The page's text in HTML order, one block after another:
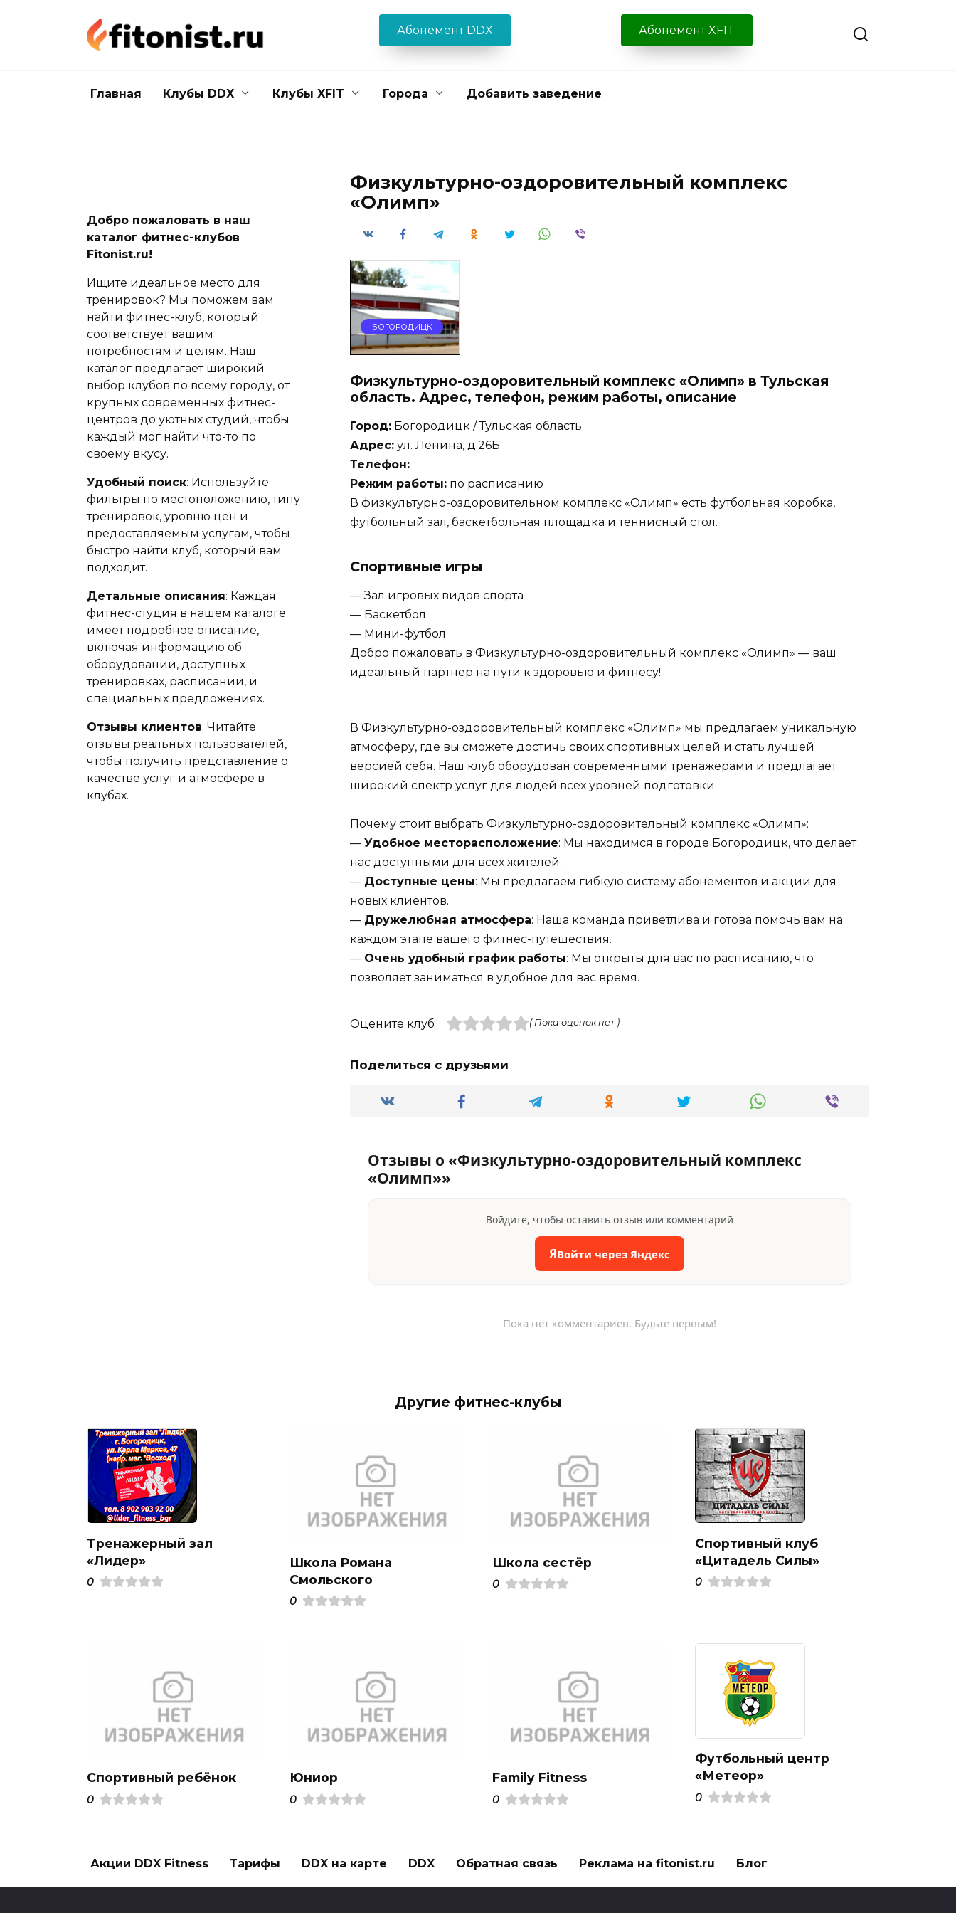
Абонемент DDX Абонемент XFIT
Главная Клубы DDX Клубы XFIT Города Добавить заведение
Физкультурно-оздоровительный комплекс
«Олимп»
БОГОРОДИЦК
Физкультурно-оздоровительный комплекс «Олимп» в Тульская
область. Адрес, телефон, режим работы, описание
Город: Богородицк / Тульская область
Адрес: ул. Ленина, д.26Б
Телефон:
Режим работы: по расписанию
В физкультурно-оздоровительном комплекс «Олимп» есть футбольная коробка,
футбольный зал, баскетбольная площадка и теннисный стол.
Спортивные игры
— Зал игровых видов спорта
— Баскетбол
— Мини-футбол
Добро пожаловать в Физкультурно-оздоровительный комплекс «Олимп» — ваш
идеальный партнер на пути к здоровью и фитнесу!
В Физкультурно-оздоровительный комплекс «Олимп» мы предлагаем уникальную
атмосферу, где вы сможете достичь своих спортивных целей и стать лучшей
версией себя. Наш клуб оборудован современными тренажерами и предлагает
широкий спектр услуг для людей всех уровней подготовки.
Почему стоит выбрать Физкультурно-оздоровительный комплекс «Олимп»:
— Удобное месторасположение: Мы находимся в городе Богородицк, что делает
нас доступными для всех жителей.
— Доступные цены: Мы предлагаем гибкую систему абонементов и акции для
новых клиентов.
— Дружелюбная атмосфера: Наша команда приветлива и готова помочь вам на
каждом этапе вашего фитнес-путешествия.
— Очень удобный график работы: Мы открыты для вас по расписанию, что
позволяет заниматься в удобное для вас время.
Оцените клуб ( Пока оценок нет )
Поделиться с друзьями
Отзывы о «Физкультурно-оздоровительный комплекс
«Олимп»»
Войдите, чтобы оставить отзыв или комментарий
ЯВойти через Яндекс
Пока нет комментариев. Будьте первым!
Добро пожаловать в наш
каталог фитнес-клубов
Fitonist.ru!
Ищите идеальное место для
тренировок? Мы поможем вам
найти фитнес-клуб, который
соответствует вашим
потребностям и целям. Наш
каталог предлагает широкий
выбор клубов по всему городу, от
крупных современных фитнес-
центров до уютных студий, чтобы
каждый мог найти что-то по
своему вкусу.
Удобный поиск: Используйте
фильтры по местоположению, типу
тренировок, уровню цен и
предоставляемым услугам, чтобы
быстро найти клуб, который вам
подходит.
Детальные описания: Каждая
фитнес-студия в нашем каталоге
имеет подробное описание,
включая информацию об
оборудовании, доступных
тренировках, расписании, и
специальных предложениях.
Отзывы клиентов: Читайте
отзывы реальных пользователей,
чтобы получить представление о
качестве услуг и атмосфере в
клубах.
Другие фитнес-клубы
Тренажерный зал
«Лидер»
0
Школа Романа
Смольского
0
Школа сестёр
0
Спортивный клуб
«Цитадель Силы»
0
Спортивный ребёнок
0
Юниор
0
Family Fitness
0
Футбольный центр
«Метеор»
0
Акции DDX Fitness Тарифы DDX на карте DDX Обратная связь Реклама на fitonist.ru Блог